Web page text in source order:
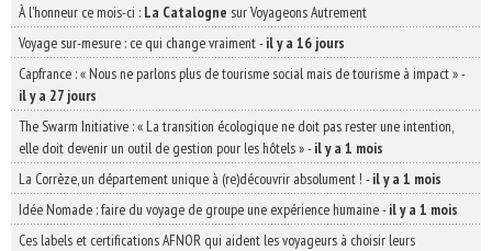
À l'honneur ce mois-ci : La Catalogne sur Voyageons Autrement
Voyage sur-mesure : ce qui change vraiment-il y a 16 jours
Capfrance : « Nous ne parlons plus de tourisme social mais de tourisme à impact »-
il y a 27 jours
The Swarm Initiative : « La transition écologique ne doit pas rester une intention,
elle doit devenir un outil de gestion pour les hôtels »-il y a 1 mois
La Corrèze, un département unique à (re)découvrir absolument ! -il y a 1 mois
Idée Nomade : faire du voyage de groupe une expérience humaine-il y a 1 mois
Ces labels et certifications AFNOR qui aident les voyageurs à choisir leurs